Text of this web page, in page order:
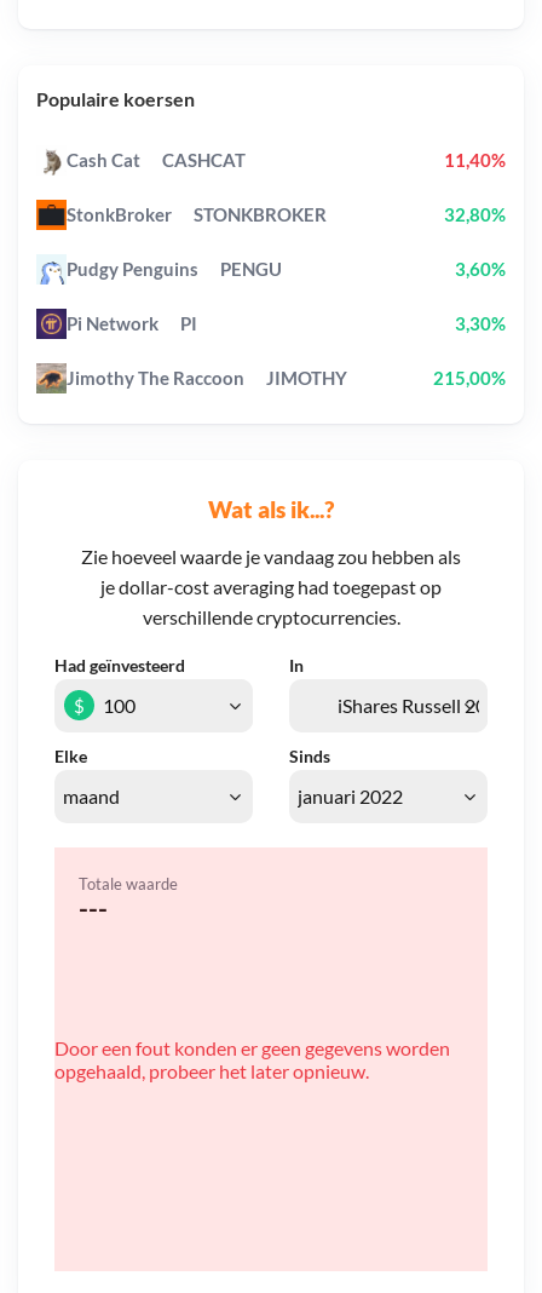
Wat als ik...?
Zie hoeveel waarde je vandaag zou hebben als
je dollar-cost averaging had toegepast op
verschillende cryptocurrencies.
Had geïnvesteerd In
Elke Sinds
$
Totale waarde
---
Door een fout konden er geen gegevens worden
opgehaald, probeer het later opnieuw.
Populaire koersen
Cash Cat CASHCAT 11,40%
StonkBroker STONKBROKER 32,80%
Pudgy Penguins PENGU 3,60%
Pi Network PI 3,30%
Jimothy The Raccoon JIMOTHY 215,00%